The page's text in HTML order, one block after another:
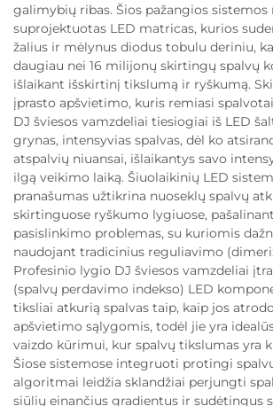
galimybių ribas. Šios pažangios sistemos
suprojektuotas LED matricas, kurios
žalius ir mėlynus diodus tobulu deriniu,
daugiau nei 16 milijonų skirtingų spalvų
išlaikant išskirtinį tikslumą ir ryškumą.
įprasto apšvietimo, kuris remiasi
DJ šviesos vamzdeliai tiesiogiai iš LED
grynas, intensyvias spalvas, dėl ko
atspalvių niuansai, išlaikantys savo
ilgą veikimo laiką. Šiuolaikinių LED
pranašumas užtikrina nuoseklų spalvų
skirtinguose ryškumo lygiuose,
pasislinkimo problemas, su kuriomis
naudojant tradicinius reguliavimo
Profesinio lygio DJ šviesos vamzdeliai
(spalvų perdavimo indekso) LED
tiksliai atkurią spalvas taip, kaip jos
apšvietimo sąlygomis, todėl jie yra
vaizdo kūrimui, kur spalvų tikslumas yra
Šiose sistemose integruoti protingi
algoritmai leidžia sklandžiai perjungti
siūlių einančius gradientus ir sudėtingus